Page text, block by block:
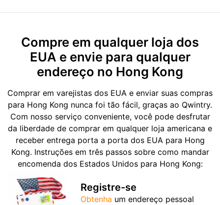
Compre em qualquer loja dos
EUA e envie para qualquer
endereço no Hong Kong
Comprar em varejistas dos EUA e enviar suas compras
para Hong Kong nunca foi tão fácil, graças ao Qwintry.
Com nosso serviço conveniente, você pode desfrutar
da liberdade de comprar em qualquer loja americana e
receber entrega porta a porta dos EUA para Hong
Kong. Instruções em três passos sobre como mandar
encomenda dos Estados Unidos para Hong Kong:
Registre-se
Obtenha um endereço pessoal